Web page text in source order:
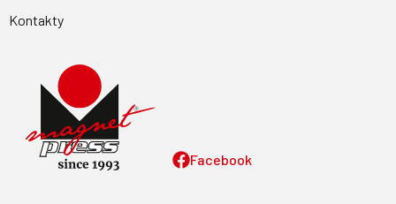
Facebook
Kontakty